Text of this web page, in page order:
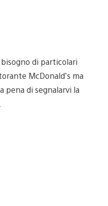
di particolari
McDonald’s ma
pena di segnalarvi la